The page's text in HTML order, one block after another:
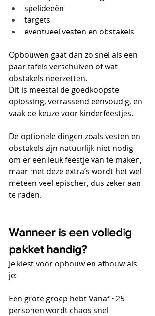
spelideeën
targets
eventueel vesten en obstakels
Opbouwen gaat dan zo snel als een
paar tafels verschuiven of wat
obstakels neerzetten.
Dit is meestal de goedkoopste
oplossing, verrassend eenvoudig, en
vaak de keuze voor kinderfeestjes.
De optionele dingen zoals vesten en
obstakels zijn natuurlijk niet nodig
om er een leuk feestje van te maken,
maar met deze extra’s wordt het wel
meteen veel epischer, dus zeker aan
te raden.
Wanneer is een volledig
pakket handig?
Je kiest voor opbouw en afbouw als
je:
Een grote groep hebt Vanaf ~25
personen wordt chaos snel